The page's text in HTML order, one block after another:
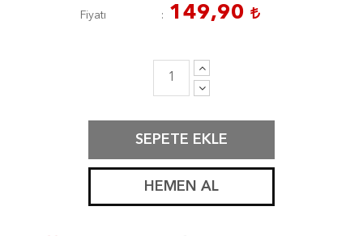
Fiyatı 149,90
SEPETE EKLE
HEMEN AL